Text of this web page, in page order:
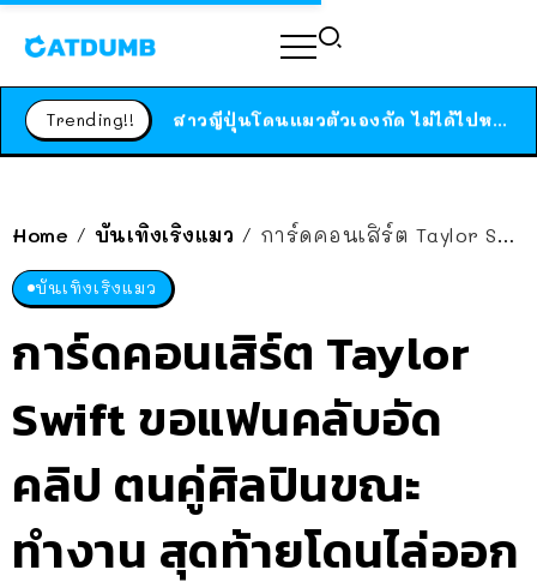
Trending!! ได้เวลาเด็กหนวดรวมตัว RF Online Next เปิดให้เล่นแล้ว เกม Sci-Fi MMORPG ระดับตำนาน เล่นได้ทั้งมือถือและ PC
Home / บันเทิงเริงแมว / การ์ดคอนเสิร์ต Taylor Swift ขอแฟนคลับอัดคลิป ตนคู่ศิลปินขณะทำงาน สุดท้ายโดนไล่ออก
บันเทิงเริงแมว
การ์ดคอนเสิร์ต Taylor
Swift ขอแฟนคลับอัด
คลิป ตนคู่ศิลปินขณะ
ทำงาน สุดท้ายโดนไล่ออก